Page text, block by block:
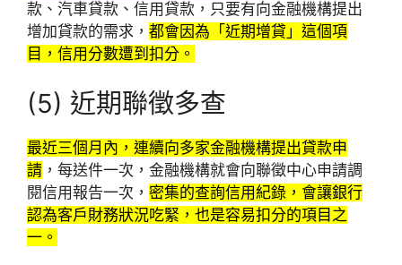
款、汽車貸款、信用貸款，只要有向金融機構提出
增加貸款的需求， 都會因為「近期增貸」這個項
目，信用分數遭到扣分。
(5) 近期聯徵多查
最近三個月內，連續向多家金融機構提出貸款申
請 ，每送件一次，金融機構就會向聯徵中心申請調
閱信用報告一次， 密集的查詢信用紀錄，會讓銀行
認為客戶財務狀況吃緊，也是容易扣分的項目之
一。